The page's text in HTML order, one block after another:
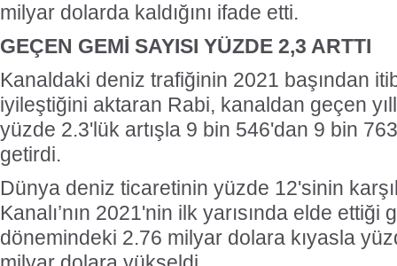
milyar dolarda kaldığını ifade etti.
GEÇEN GEMİ SAYISI YÜZDE 2,3 ARTTI
Kanaldaki deniz trafiğinin 2021 başından
iyileştiğini aktaran Rabi, kanaldan geçen
yüzde 2.3'lük artışla 9 bin 546'dan 9 bin
getirdi.
Dünya deniz ticaretinin yüzde 12'sinin
Kanalı’nın 2021'nin ilk yarısında elde ettiği
dönemindeki 2.76 milyar dolara kıyasla